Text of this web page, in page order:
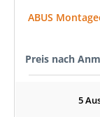
ABUS
Preis nach
5